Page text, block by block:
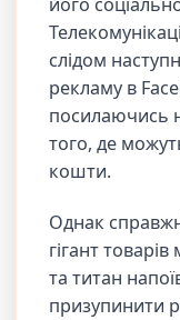
слідом
рекламу в
посилаючись
того, де
кошти.
Однак
гігант
та титан
призупинити